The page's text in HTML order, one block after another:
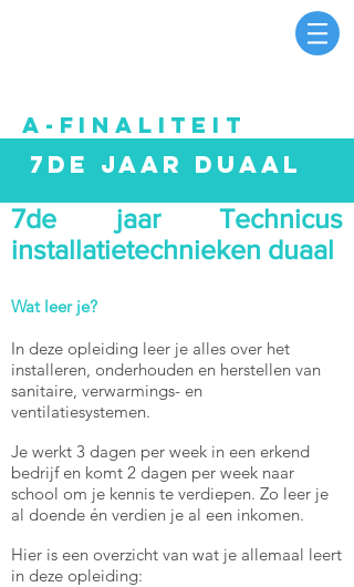
a-finaliteit
7de jaar duaal
7de jaar Technicus
installatietechnieken duaal
Wat leer je?
In deze opleiding leer je alles over het
installeren, onderhouden en herstellen van
sanitaire, verwarmings- en
ventilatiesystemen.
Je werkt 3 dagen per week in een erkend
bedrijf en komt 2 dagen per week naar
school om je kennis te verdiepen. Zo leer je
al doende én verdien je al een inkomen.
Hier is een overzicht van wat je allemaal leert
in deze opleiding: